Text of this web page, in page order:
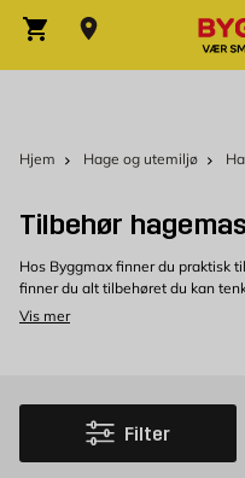
Varekurv
Hjem Hage og utemiljø
Tilbehør
Hos Byggmax finner du praktisk
finner du alt tilbehøret du kan
som supplerer hagemaskinen din.
som du enkelt kan kjøpe hos
Byggmax-butikk, eller se her på
Vis mer
Filter